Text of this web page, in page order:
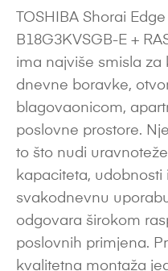
TOSHIBA Shorai
B18G3KVSGB-E +
ima najviše smisla za
dnevne boravke,
blagovaonicom,
poslovne prostore.
to što nudi
kapaciteta, udobnosti
svakodnevnu
odgovara širokom
poslovnih primjena.
kvalitetna montaža